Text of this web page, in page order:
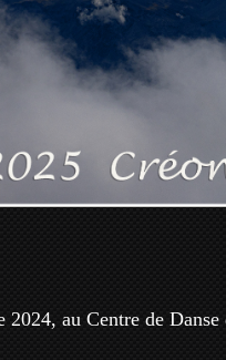
2024, au Centre de